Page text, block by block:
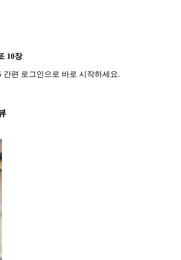
10장
간편 로그인으로 바로 시작하세요.